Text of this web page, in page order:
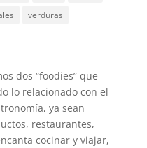
verduras
dos “foodies” que
lo relacionado con el
ya sean
restaurantes,
cocinar y viajar,